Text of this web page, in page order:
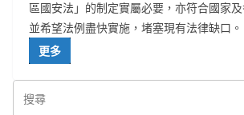
區國安法」的制定實屬必要，亦符合國家及
並希望法例盡快實施，堵塞現有法律缺口。
更多